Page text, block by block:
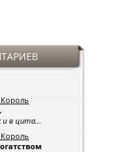
Король
и в цита...
Король